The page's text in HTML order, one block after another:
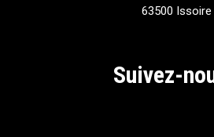
63500 Issoire
Suivez-